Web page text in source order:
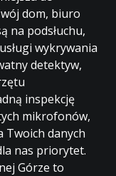
dom, biuro
na podsłuchu,
wykrywania
detektyw,
inspekcję
mikrofonów,
Twoich danych
nas priorytet.
Górze to